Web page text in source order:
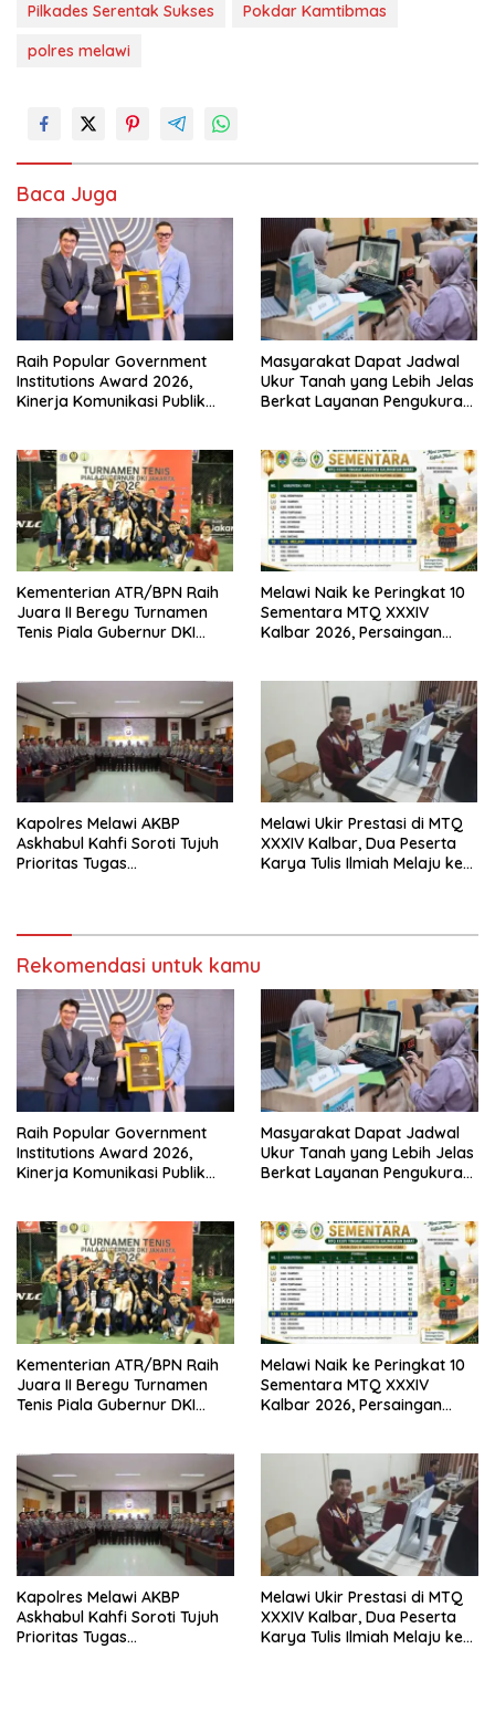
Pilkades Serentak Sukses
Pokdar Kamtibmas
polres melawi
Baca Juga
Raih Popular Government
Institutions Award 2026,
Kinerja Komunikasi Publik
Masyarakat Dapat Jadwal
Ukur Tanah yang Lebih Jelas
Berkat Layanan Pengukuran
Kementerian ATR/BPN Raih
Juara II Beregu Turnamen
Tenis Piala Gubernur DKI
Melawi Naik ke Peringkat 10
Sementara MTQ XXXIV
Kalbar 2026, Persaingan
Kapolres Melawi AKBP
Askhabul Kahfi Soroti Tujuh
Prioritas Tugas
Melawi Ukir Prestasi di MTQ
XXXIV Kalbar, Dua Peserta
Karya Tulis Ilmiah Melaju ke
Rekomendasi untuk kamu
Raih Popular Government
Institutions Award 2026,
Kinerja Komunikasi Publik
Masyarakat Dapat Jadwal
Ukur Tanah yang Lebih Jelas
Berkat Layanan Pengukuran
Kementerian ATR/BPN Raih
Juara II Beregu Turnamen
Tenis Piala Gubernur DKI
Melawi Naik ke Peringkat 10
Sementara MTQ XXXIV
Kalbar 2026, Persaingan
Kapolres Melawi AKBP
Askhabul Kahfi Soroti Tujuh
Prioritas Tugas
Melawi Ukir Prestasi di MTQ
XXXIV Kalbar, Dua Peserta
Karya Tulis Ilmiah Melaju ke